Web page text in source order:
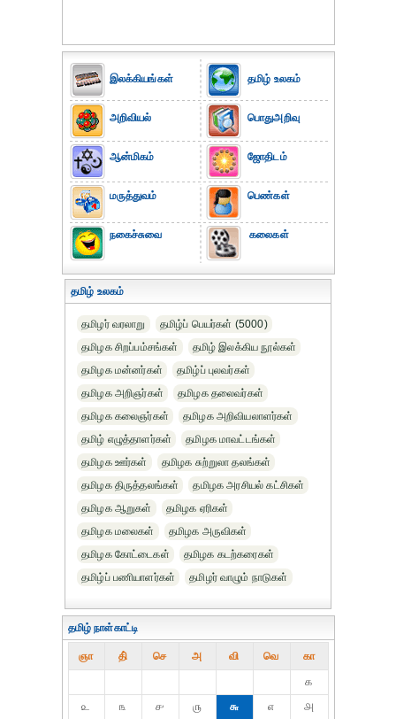
இலக்கியங்கள்
அறிவியல்
ஆன்மிகம்
மருத்துவம்
நகைச்சுவை
தமிழ் உலகம்
பொதுஅறிவு
ஜோதிடம்
பெண்கள்
கலைகள்
தமிழ் உலகம்
தமிழர் வரலாறு
தமிழ்ப் பெயர்கள் (5000)
தமிழக சிறப்பம்சங்கள்
தமிழ் இலக்கிய நூல்கள்
தமிழக மன்னர்கள்
தமிழ்ப் புலவர்கள்
தமிழக அறிஞர்கள்
தமிழக தலைவர்கள்
தமிழக கலைஞர்கள்
தமிழக அறிவியலாளர்கள்‎
தமிழ் எழுத்தாளர்கள்
தமிழக மாவட்டங்கள்
தமிழக ஊர்கள்
தமிழக சுற்றுலா தலங்கள்
தமிழக திருத்தலங்கள்
தமிழக அரசியல் கட்சிகள்
தமிழக ஆறுகள்
தமிழக ஏரிகள்
தமிழக மலைகள்
தமிழக அருவிகள்
தமிழக கோட்டைகள்
தமிழக கடற்கரைகள்
தமிழ்ப் பணியாளர்கள்
தமிழர் வாழும் நாடுகள்
தமிழ் நாள்காட்டி
ஞா தி் செ அ வி வெ கா
௧
௨
௩ ௪ ௫ ௬ ௭ ௮